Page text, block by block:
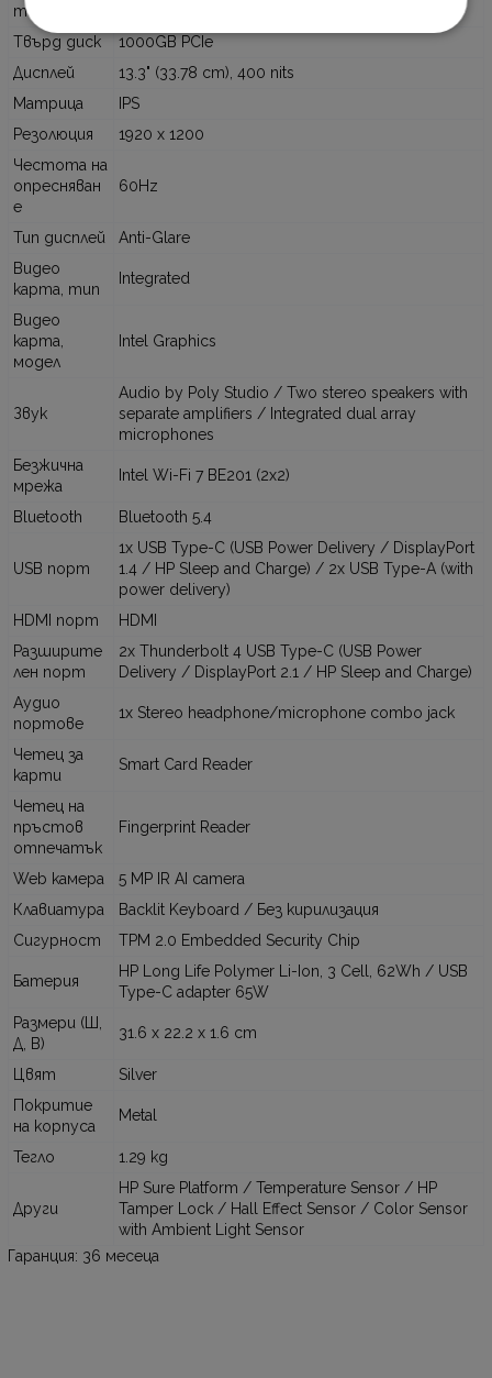
тип
Твърд диск
1000GB PCIe
Дисплей
13.3" (33.78 cm), 400 nits
Матрица
IPS
Резолюция
1920 x 1200
Честота на
опресняван
е
60Hz
Тип дисплей
Anti-Glare
Видео
карта, тип
Integrated
Видео
карта,
модел
Intel Graphics
Звук
Audio by Poly Studio / Two stereo speakers with
separate amplifiers / Integrated dual array
microphones
Безжична
мрежа
Intel Wi-Fi 7 BE201 (2x2)
Bluetooth Bluetooth 5.4
USB порт
1x USB Type-C (USB Power Delivery / DisplayPort
1.4 / HP Sleep and Charge) / 2x USB Type-A (with
power delivery)
HDMI порт
HDMI
Разширите
лен порт
2x Thunderbolt 4 USB Type-C (USB Power
Delivery / DisplayPort 2.1 / HP Sleep and Charge)
Аудио
портове
1x Stereo headphone/microphone combo jack
Четец за
карти
Smart Card Reader
Четец на
пръстов
отпечатък
Fingerprint Reader
Web камера
5 MP IR AI camera
Клавиатура
Backlit Keyboard / Без кирилизация
Сигурност
TPM 2.0 Embedded Security Chip
Батерия
HP Long Life Polymer Li-Ion, 3 Cell, 62Wh / USB
Type-C adapter 65W
Размери (Ш,
Д, В)
31.6 x 22.2 x 1.6 cm
Цвят
Silver
Покритие
на корпуса
Metal
Тегло 1.29 kg
Други
HP Sure Platform / Temperature Sensor / HP
Tamper Lock / Hall Effect Sensor / Color Sensor
with Ambient Light Sensor
Гаранция: 36 месеца